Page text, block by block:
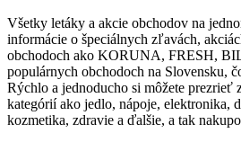
Všetky letáky a akcie obchodov na
informácie o špeciálnych zľavách,
obchodoch ako KORUNA, FRESH,
populárnych obchodoch na Slovensku,
Rýchlo a jednoducho si môžete prezrieť
kategórií ako jedlo, nápoje, elektronika,
kozmetika, zdravie a ďalšie, a tak